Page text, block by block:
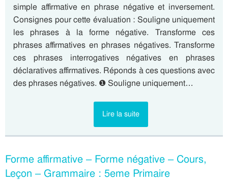
simple affirmative en phrase négative et inversement.
Consignes pour cette évaluation : Souligne uniquement
les phrases à la forme négative. Transforme ces
phrases affirmatives en phrases négatives. Transforme
ces phrases interrogatives négatives en phrases
déclaratives affirmatives. Réponds à ces questions avec
des phrases négatives. ❶ Souligne uniquement…
Lire la suite
Forme affirmative – Forme négative – Cours,
Leçon – Grammaire : 5eme Primaire